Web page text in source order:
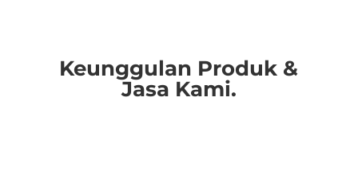
Keunggulan Produk &
Jasa Kami.